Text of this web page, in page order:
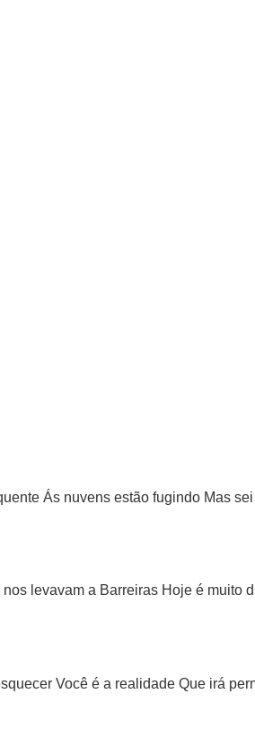
Ás nuvens estão fugindo Mas
levavam a Barreiras Hoje é muito
Você é a realidade Que irá